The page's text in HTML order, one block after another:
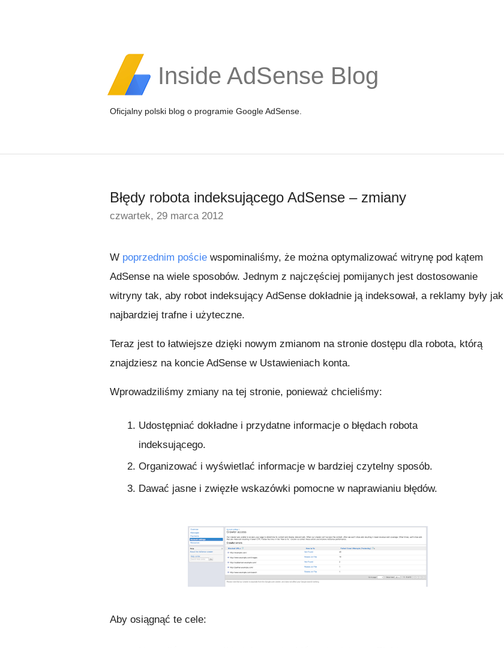
Inside AdSense Blog
Oficjalny polski blog o programie Google AdSense.
Błędy robota indeksującego AdSense – zmiany
czwartek, 29 marca 2012
W poprzednim poście wspominaliśmy, że można optymalizować witrynę pod kątem
AdSense na wiele sposobów. Jednym z najczęściej pomijanych jest dostosowanie
witryny tak, aby robot indeksujący AdSense dokładnie ją indeksował, a reklamy były jak
najbardziej trafne i użyteczne.
Teraz jest to łatwiejsze dzięki nowym zmianom na stronie dostępu dla robota, którą
znajdziesz na koncie AdSense w Ustawieniach konta.
Wprowadziliśmy zmiany na tej stronie, ponieważ chcieliśmy:
Udostępniać dokładne i przydatne informacje o błędach robota
indeksującego.
Organizować i wyświetlać informacje w bardziej czytelny sposób.
Dawać jasne i zwięzłe wskazówki pomocne w naprawianiu błędów.
Aby osiągnąć te cele: